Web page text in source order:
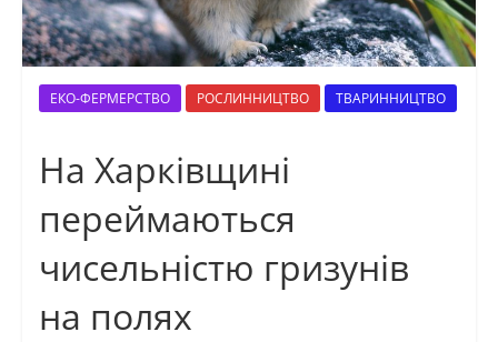
ЕКО-ФЕРМЕРСТВО РОСЛИННИЦТВО ТВАРИННИЦТВО
На Харківщині
переймаються
чисельністю гризунів
на полях